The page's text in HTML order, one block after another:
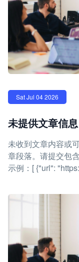
Sat Jul 04 2026
未提供文章信息
未收到文章内容或
章段落。请提交包
示例：[ {"url":